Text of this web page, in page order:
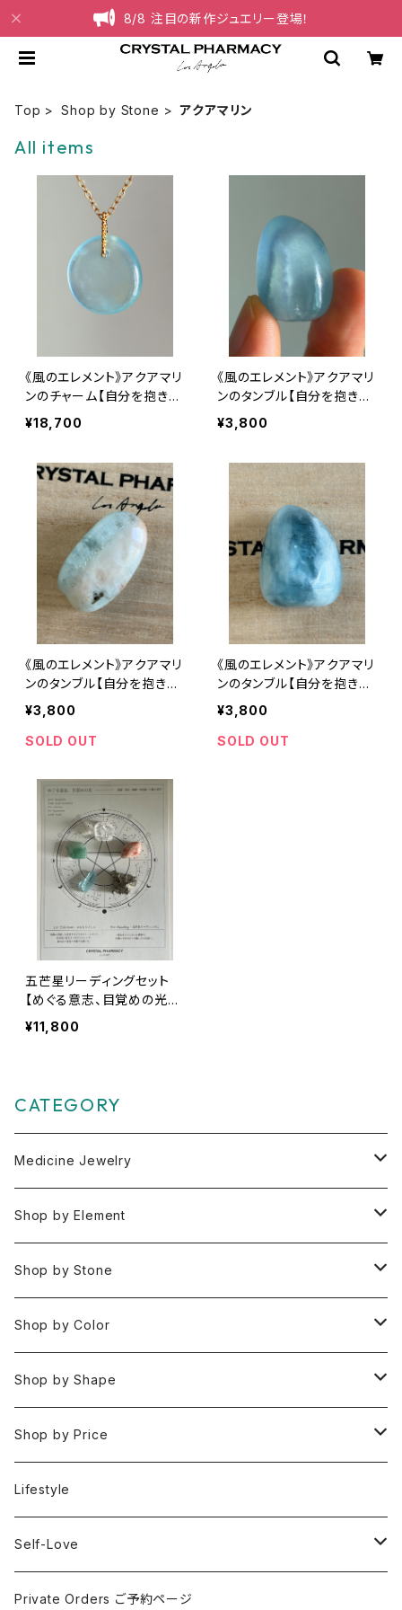
8/8 注目の新作ジュエリー登場！
Top Shop by Stone アクアマリン
All items
《風のエレメント》アクアマリ
ンのチャーム【自分を抱きし
める】
¥18,700
《風のエレメント》アクアマリ
ンのタンブル【自分を抱きし
める】
¥3,800
《風のエレメント》アクアマリ
ンのタンブル【自分を抱きし
める】
¥3,800
SOLD OUT
《風のエレメント》アクアマリ
ンのタンブル【自分を抱きし
める】
¥3,800
SOLD OUT
五芒星リーディングセット
【めぐる意志、目覚めの光】
解説ブックと５つのクリスタ
¥11,800
CATEGORY
Medicine Jewelry
Pendant Charms
Bracelets
Necklaces
Rings
Earrings
Keychain Charms & Accessories
Imported Collection
Shop by Element
Space 空(気づき,余白,真実）
Water 水(癒し,潤い,鎮静)
Fire 火(情熱,勇気,希望)
Air 風(思考,表現,循環)
Eart 土(グラウンディング,安定,現実)
5 Element Set
Shop by Stone
おみくじ
アイオライト
アクアマリン
アゲート
アズライト
アパタイト
Shop by Color
Clear / White
Gold
Silver
Red / Orange
Pink / Purple
Shop by Shape
Rough 原石
Tumbled タンブル
Loose ルース
Palm 握り石
Shop by Price
Under ¥3000
¥3001〜¥5000
¥5001〜¥10000
Lifestyle
Self-Love
SELF LOVE CARD/SEX TALK CARD
Private Orders ご予約ページ